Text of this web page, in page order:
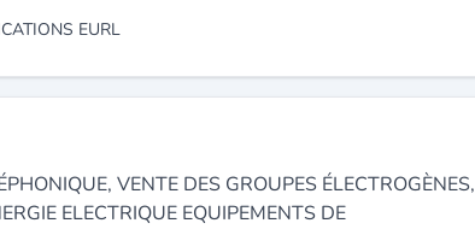
EURL
VENTE DES GROUPES ÉLECTROGÈNES,
ELECTRIQUE EQUIPEMENTS DE